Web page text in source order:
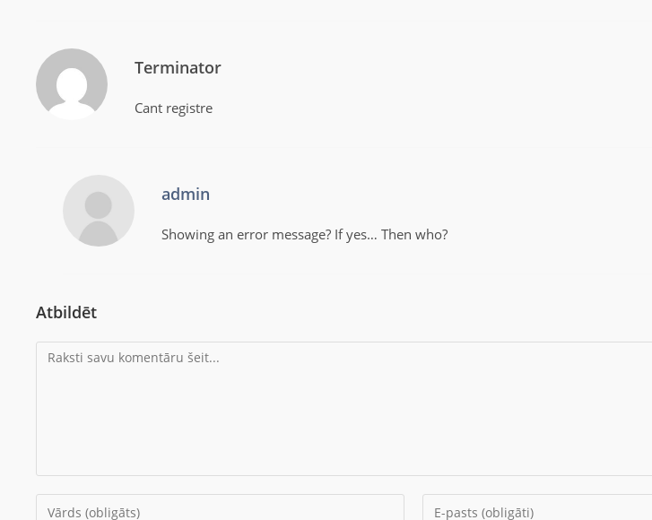
Terminator
Cant registre
admin
Showing an error message? If yes… Then who?
Atbildēt